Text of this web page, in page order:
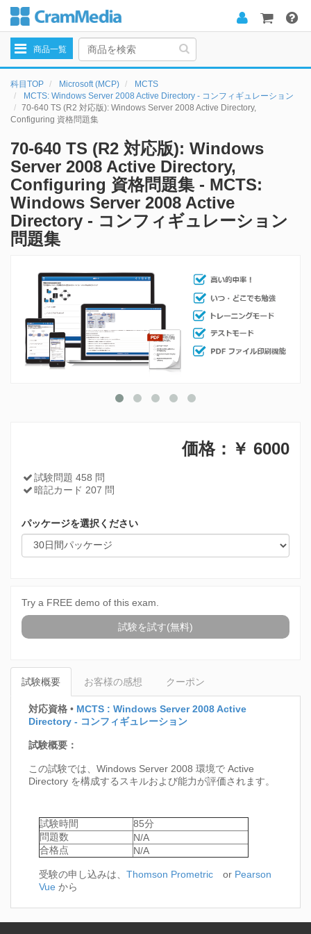
navigation
商品一覧
科目TOP Microsoft (MCP)
MCTS
MCTS: Windows Server 2008 Active Directory - コンフィギュレーション
70-640 TS (R2 対応版): Windows Server 2008 Active Directory,
Configuring 資格問題集
70-640 TS (R2 対応版): Windows
Server 2008 Active Directory,
Configuring 資格問題集 - MCTS:
Windows Server 2008 Active
Directory - コンフィギュレーション
問題集
価格：￥ 6000
試験問題 458 問
暗記カード 207 問
パッケージを選択ください
Try a FREE demo of this exam.
試験を試す(無料)
試験概要 お客様の感想 クーポン
対応資格 • MCTS : Windows Server 2008 Active
Directory - コンフィギュレーション
試験概要：
この試験では、Windows Server 2008 環境で Active
Directory を構成するスキルおよび能力が評価されます。
試験時間
85分
問題数
N/A
合格点
N/A
受験の申し込みは、 Thomson Prometric or Pearson
Vue から